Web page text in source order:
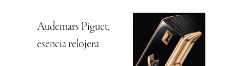
Audemars Piguet,
esencia relojera